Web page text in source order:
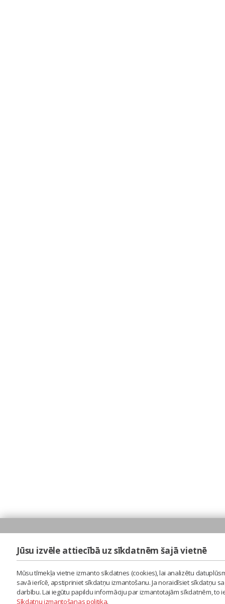
Jūsu izvēle attiecībā uz sīkdatnēm šajā vietnē
Mūsu tīmekļa vietne izmanto sīkdatnes (cookies), lai analizētu
savā ierīcē, apstipriniet sīkdatņu izmantošanu. Ja noraidīsiet sīkdatņu
darbību. Lai iegūtu papildu informāciju par izmantotajām sīkdatnēm,
Sīkdatņu izmantošanas politika.